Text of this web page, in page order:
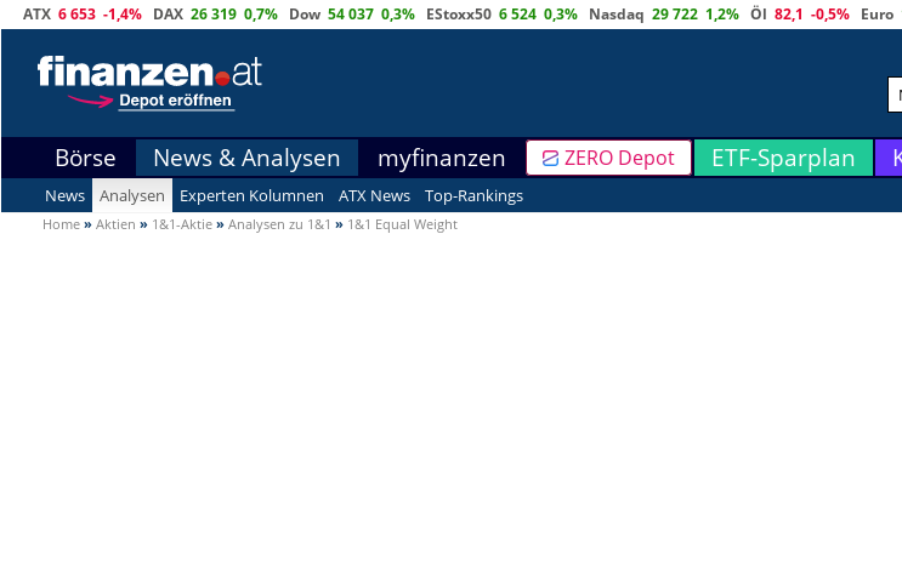
ATX 6 653 -1,4% DAX 26 319 0,7% Dow 54 037 0,3% EStoxx50 6 524 0,3% Nasdaq 29 722 1,2% Öl 82,1 -0,5% Euro
Börse News & Analysen myfinanzen ZERO Depot ETF-Sparplan
News Analysen Experten Kolumnen ATX News Top-Rankings
Home » Aktien » 1&1-Aktie » Analysen zu 1&1 » 1&1 Equal Weight